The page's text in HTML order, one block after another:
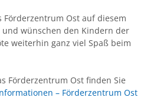
Ost auf diesem
wünschen den Kindern der
weiterhin ganz viel Spaß beim
Förderzentrum Ost finden Sie
– Förderzentrum Ost